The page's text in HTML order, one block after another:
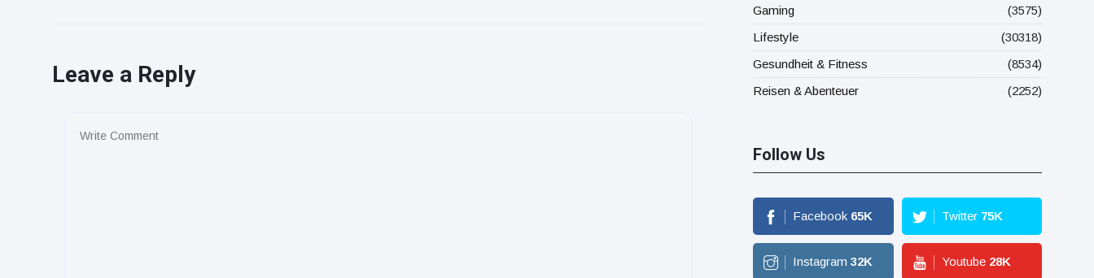
Leave a Reply
Gaming
(3575)
Lifestyle
(30318)
Gesundheit & Fitness
(8534)
Reisen & Abenteuer
(2252)
Follow Us
Facebook 65K Twitter 75K
Instagram 32K Youtube 28K